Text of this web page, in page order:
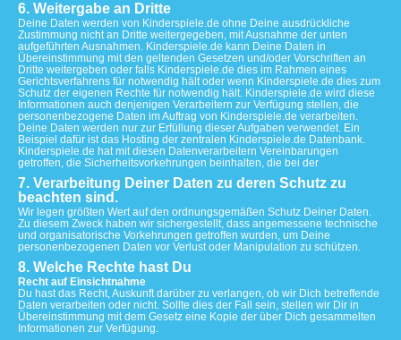
6. Weitergabe an Dritte
Deine Daten werden von Kinderspiele.de ohne Deine ausdrückliche
Zustimmung nicht an Dritte weitergegeben, mit Ausnahme der unten
aufgeführten Ausnahmen. Kinderspiele.de kann Deine Daten in
Übereinstimmung mit den geltenden Gesetzen und/oder Vorschriften an
Dritte weitergeben oder falls Kinderspiele.de dies im Rahmen eines
Gerichtsverfahrens für notwendig hält oder wenn Kinderspiele.de dies zum
Schutz der eigenen Rechte für notwendig hält. Kinderspiele.de wird diese
Informationen auch denjenigen Verarbeitern zur Verfügung stellen, die
personenbezogene Daten im Auftrag von Kinderspiele.de verarbeiten.
Deine Daten werden nur zur Erfüllung dieser Aufgaben verwendet. Ein
Beispiel dafür ist das Hosting der zentralen Kinderspiele.de Datenbank.
Kinderspiele.de hat mit diesen Datenverarbeitern Vereinbarungen
getroffen, die Sicherheitsvorkehrungen beinhalten, die bei der
7. Verarbeitung Deiner Daten zu deren Schutz zu
beachten sind.
Wir legen größten Wert auf den ordnungsgemäßen Schutz Deiner Daten.
Zu diesem Zweck haben wir sichergestellt, dass angemessene technische
und organisatorische Vorkehrungen getroffen wurden, um Deine
personenbezogenen Daten vor Verlust oder Manipulation zu schützen.
8. Welche Rechte hast Du
Recht auf Einsichtnahme
Du hast das Recht, Auskunft darüber zu verlangen, ob wir Dich betreffende
Daten verarbeiten oder nicht. Sollte dies der Fall sein, stellen wir Dir in
Übereinstimmung mit dem Gesetz eine Kopie der über Dich gesammelten
Informationen zur Verfügung.